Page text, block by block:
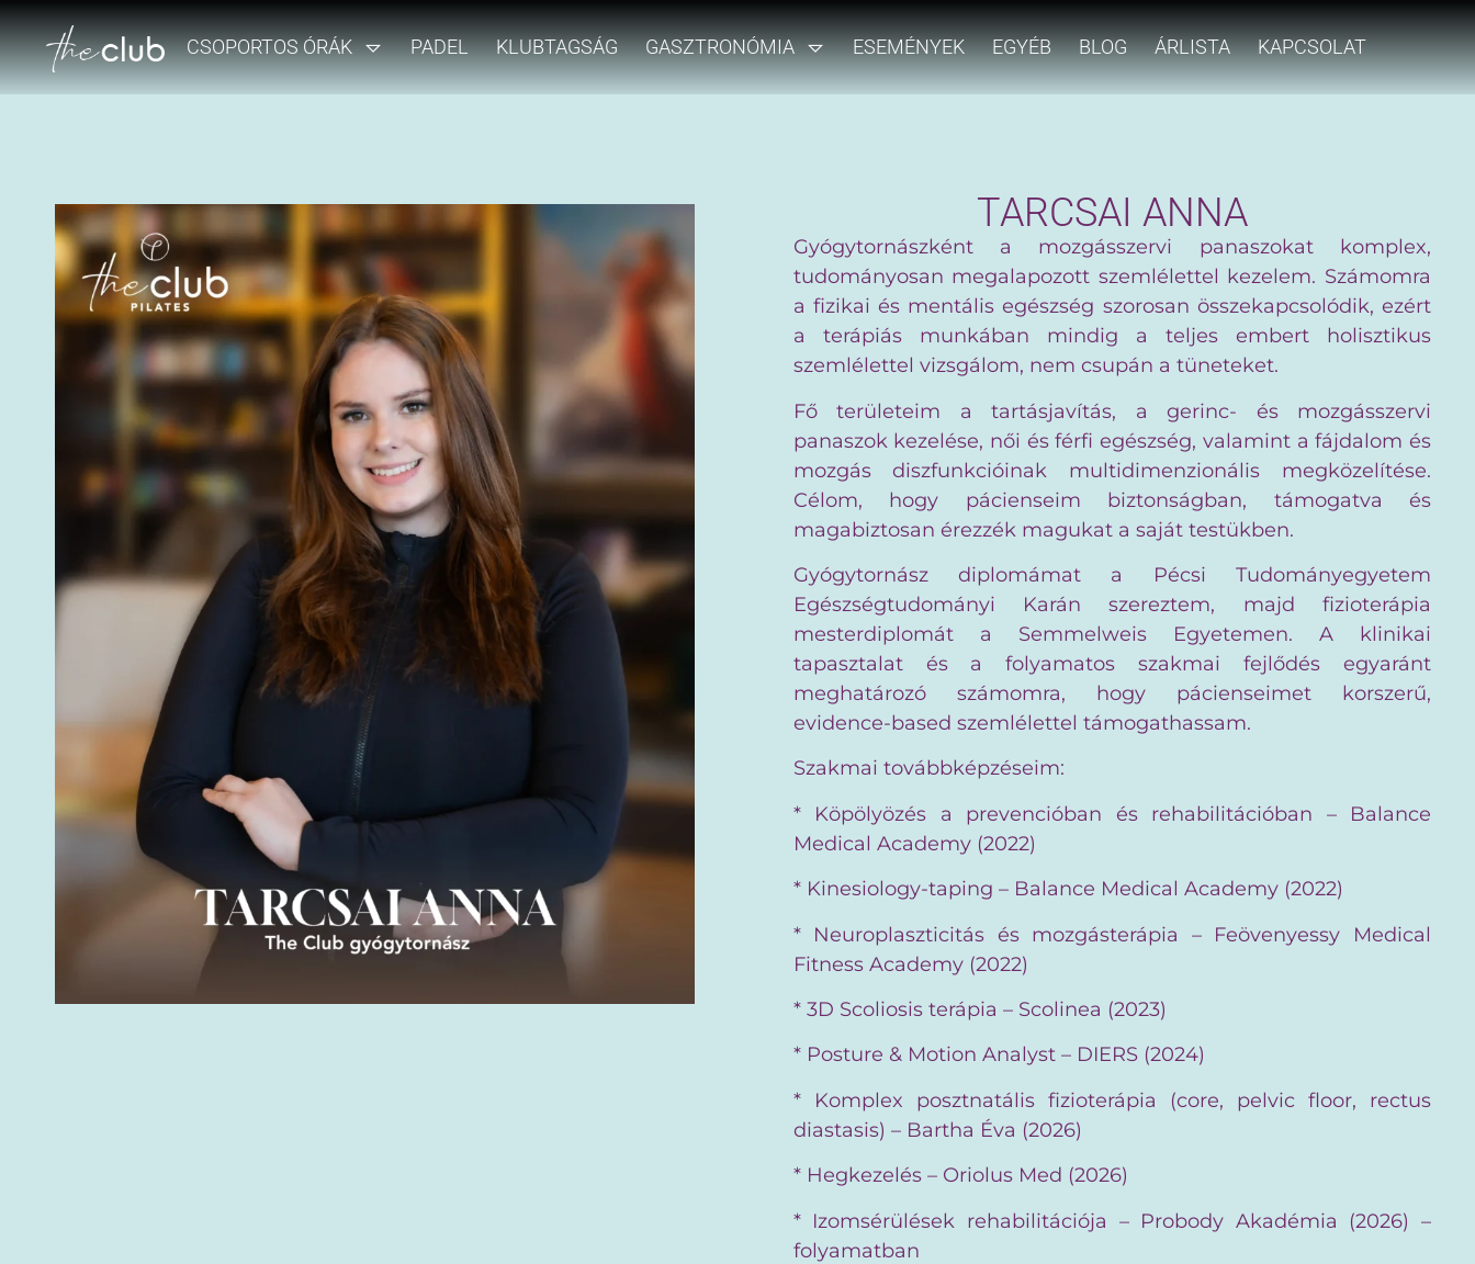
CSOPORTOS ÓRÁK PADEL KLUBTAGSÁG GASZTRONÓMIA ESEMÉNYEK EGYÉB BLOG ÁRLISTA KAPCSOLAT
TARCSAI ANNA
Gyógytornászként a mozgásszervi panaszokat komplex,
tudományosan megalapozott szemlélettel kezelem. Számomra
a fizikai és mentális egészség szorosan összekapcsolódik, ezért
a terápiás munkában mindig a teljes embert holisztikus
szemlélettel vizsgálom, nem csupán a tüneteket.
Fő területeim a tartásjavítás, a gerinc- és mozgásszervi
panaszok kezelése, női és férfi egészség, valamint a fájdalom és
mozgás diszfunkcióinak multidimenzionális megközelítése.
Célom, hogy pácienseim biztonságban, támogatva és
magabiztosan érezzék magukat a saját testükben.
Gyógytornász diplomámat a Pécsi Tudományegyetem
Egészségtudományi Karán szereztem, majd fizioterápia
mesterdiplomát a Semmelweis Egyetemen. A klinikai
tapasztalat és a folyamatos szakmai fejlődés egyaránt
meghatározó számomra, hogy pácienseimet korszerű,
evidence-based szemlélettel támogathassam.
Szakmai továbbképzéseim:
* Köpölyözés a prevencióban és rehabilitációban – Balance
Medical Academy (2022)
* Kinesiology-taping – Balance Medical Academy (2022)
* Neuroplaszticitás és mozgásterápia – Feövenyessy Medical
Fitness Academy (2022)
* 3D Scoliosis terápia – Scolinea (2023)
* Posture & Motion Analyst – DIERS (2024)
* Komplex posztnatális fizioterápia (core, pelvic floor, rectus
diastasis) – Bartha Éva (2026)
* Hegkezelés – Oriolus Med (2026)
* Izomsérülések rehabilitációja – Probody Akadémia (2026) –
folyamatban